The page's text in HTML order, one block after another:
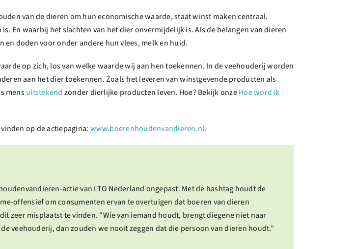
van de dieren om hun economische waarde, staat winst maken centraal.
En waarbij het slachten van het dier onvermijdelijk is. Als de belangen van dieren
doden voor onder andere hun vlees, melk en huid.
op zich, los van welke waarde wij aan hen toekennen. In de veehouderij worden
aan het dier toekennen. Zoals het leveren van winstgevende producten als
mensuitstekend zonder dierlijke producten leven. Hoe? Bekijk onzeHoe word ik
op de actiepagina: www.boerenhoudenvandieren.nl.
actie van LTO Nederland ongepast. Met de hashtag houdt de
offensief om consumenten ervan te overtuigen dat boeren van dieren
zeer misplaatst te vinden. “Wie van iemand houdt, brengt diegene niet naar
veehouderij, dan zouden we nooit zeggen dat die persoon van dieren houdt.”